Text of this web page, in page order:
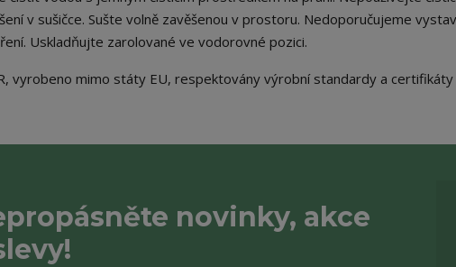
v sušičce. Sušte volně zavěšenou v prostoru. Nedoporučujeme
Uskladňujte zarolované ve vodorovné pozici.
vyrobeno mimo státy EU, respektovány výrobní standardy a certifikáty
novinky, akce